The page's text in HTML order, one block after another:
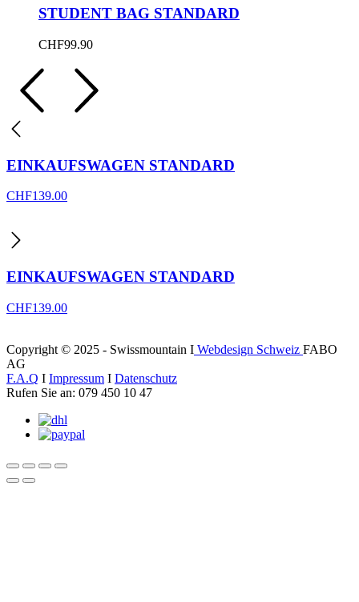
STUDENT BAG STANDARD
CHF99.90
EINKAUFSWAGEN STANDARD
CHF139.00
EINKAUFSWAGEN STANDARD
CHF139.00
Copyright © 2025 - Swissmountain I Webdesign Schweiz FABO
AG
F.A.Q I Impressum I Datenschutz
Rufen Sie an: 079 450 10 47